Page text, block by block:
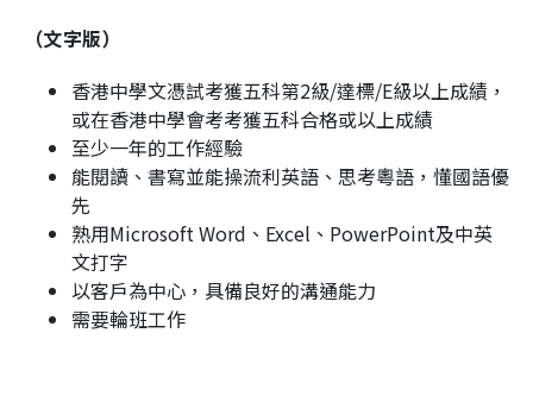
（文字版）
香港中學文憑試考獲五科第2級/達標/E級以上成績，
或在香港中學會考考獲五科合格或以上成績
至少一年的工作經驗
能閱讀、書寫並能操流利英語、思考粵語，懂國語優
先
熟用Microsoft Word、Excel、PowerPoint及中英
文打字
以客戶為中心，具備良好的溝通能力
需要輪班工作